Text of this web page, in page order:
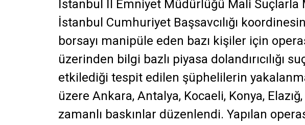
İstanbul İl Emniyet Müdürlüğü Mali Suçlarla
İstanbul Cumhuriyet Başsavcılığı
borsayı manipüle eden bazı kişiler için
üzerinden bilgi bazlı piyasa dolandırıcılığı
etkilediği tespit edilen şüphelilerin
üzere Ankara, Antalya, Kocaeli, Konya,
zamanlı baskınlar düzenlendi. Yapılan